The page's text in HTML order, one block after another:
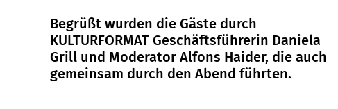
Begrüßt wurden die Gäste durch
KULTURFORMAT Geschäftsführerin Daniela
Grill und Moderator Alfons Haider, die auch
gemeinsam durch den Abend führten.